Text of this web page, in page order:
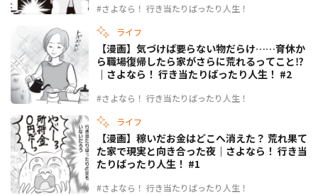
#さよなら！ 行き当たりばったり人生！
ライフ
#さよなら！ 行き当たりばったり人生！
【漫画】気づけば要らない物だらけ……育休か
ら職場復帰したら家がさらに荒れるってこと⁉
｜さよなら！ 行き当たりばったり人生！ #2
ライフ
#さよなら！ 行き当たりばったり人生！
【漫画】稼いだお金はどこへ消えた？ 荒れ果て
た家で現実と向き合った夜｜さよなら！ 行き当
たりばったり人生！ #1